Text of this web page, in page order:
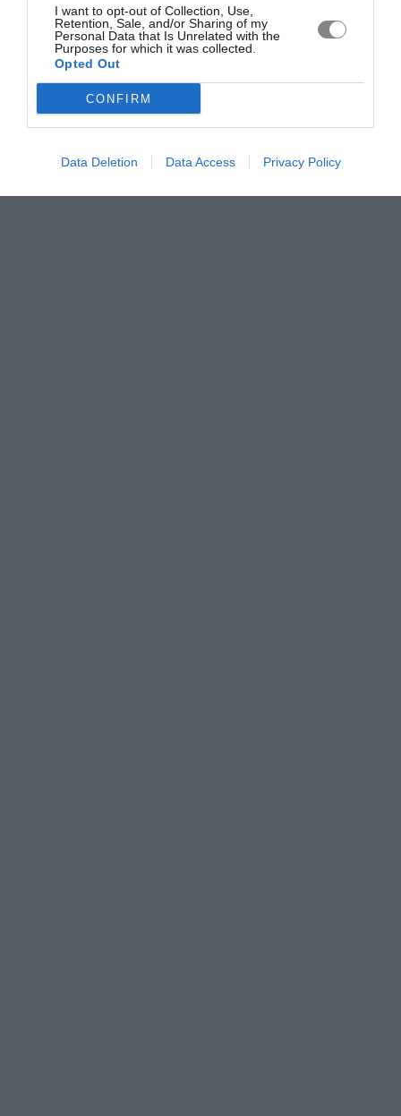
I want to opt-out of Collection, Use,
Retention, Sale, and/or Sharing of my
Personal Data that Is Unrelated with the
Purposes for which it was collected.
Opted Out
CONFIRM
Data Deletion Data Access Privacy Policy